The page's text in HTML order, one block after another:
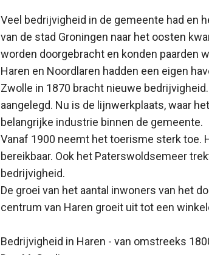
Veel bedrijvigheid in de gemeente had en
van de stad Groningen naar het oosten
worden doorgebracht en konden paarden
Haren en Noordlaren hadden een eigen
Zwolle in 1870 bracht nieuwe
aangelegd. Nu is de lijnwerkplaats, waar
belangrijke industrie binnen de gemeente.
Vanaf 1900 neemt het toerisme sterk toe.
bereikbaar. Ook het Paterswoldsemeer
bedrijvigheid.
De groei van het aantal inwoners van het
centrum van Haren groeit uit tot een
Bedrijvigheid in Haren - van omstreeks